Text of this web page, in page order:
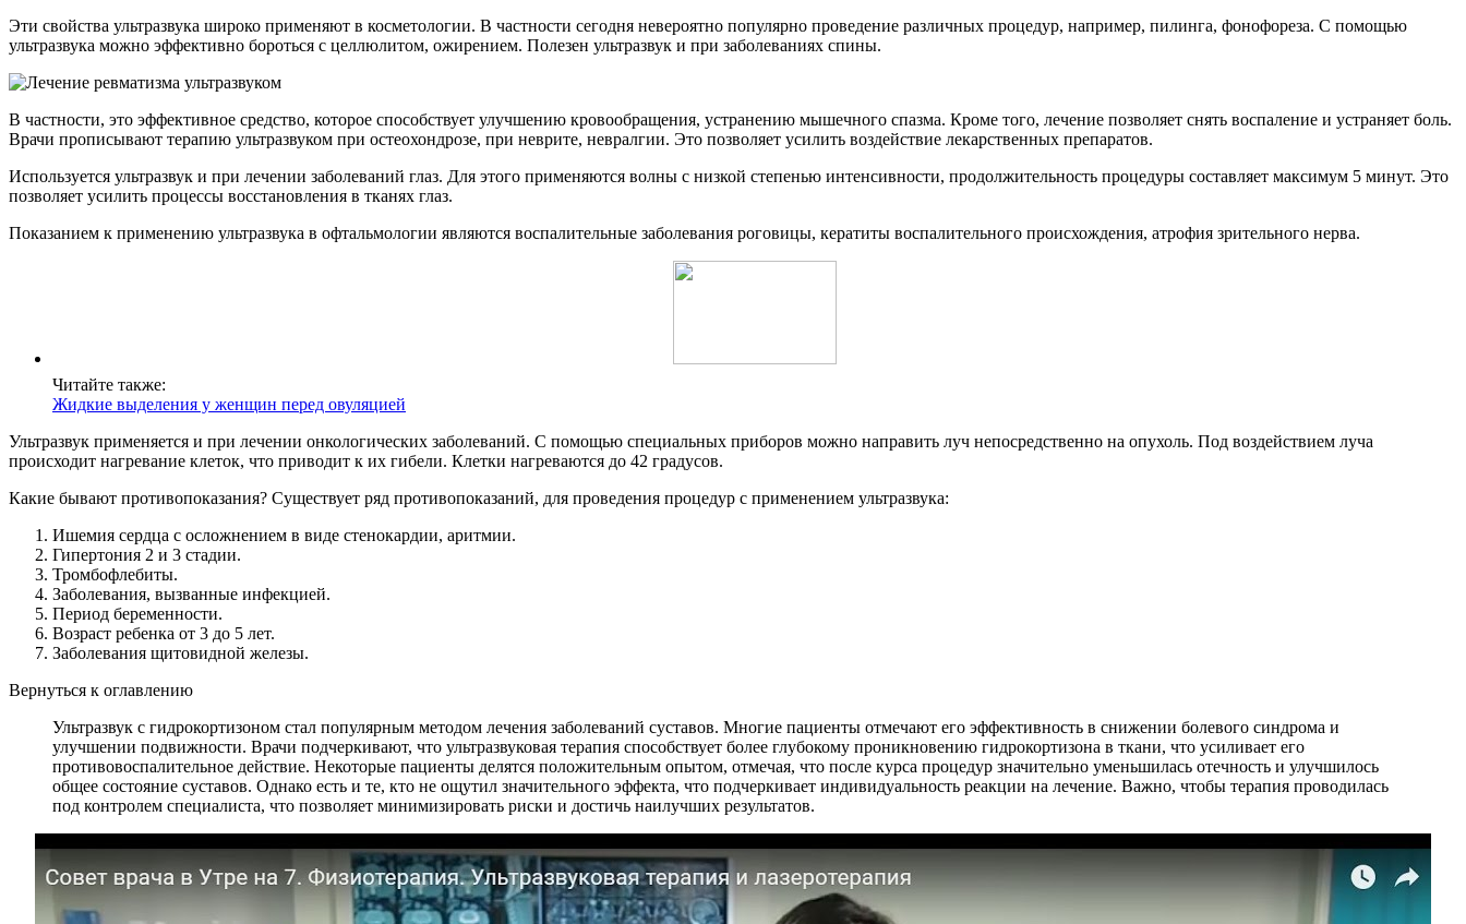
Эти свойства ультразвука широко применяют в косметологии. В частности сегодня невероятно популярно проведение различных процедур, например, пилинга, фонофореза. С помощью
ультразвука можно эффективно бороться с целлюлитом, ожирением. Полезен ультразвук и при заболеваниях спины.
В частности, это эффективное средство, которое способствует улучшению кровообращения, устранению мышечного спазма. Кроме того, лечение позволяет снять воспаление и устраняет боль.
Врачи прописывают терапию ультразвуком при остеохондрозе, при неврите, невралгии. Это позволяет усилить воздействие лекарственных препаратов.
Используется ультразвук и при лечении заболеваний глаз. Для этого применяются волны с низкой степенью интенсивности, продолжительность процедуры составляет максимум 5 минут. Это
позволяет усилить процессы восстановления в тканях глаз.
Показанием к применению ультразвука в офтальмологии являются воспалительные заболевания роговицы, кератиты воспалительного происхождения, атрофия зрительного нерва.
Читайте также:
Жидкие выделения у женщин перед овуляцией
Ультразвук применяется и при лечении онкологических заболеваний. С помощью специальных приборов можно направить луч непосредственно на опухоль. Под воздействием луча
происходит нагревание клеток, что приводит к их гибели. Клетки нагреваются до 42 градусов.
Какие бывают противопоказания? Существует ряд противопоказаний, для проведения процедур с применением ультразвука:
Ишемия сердца с осложнением в виде стенокардии, аритмии.
Гипертония 2 и 3 стадии.
Тромбофлебиты.
Заболевания, вызванные инфекцией.
Период беременности.
Возраст ребенка от 3 до 5 лет.
Заболевания щитовидной железы.
Вернуться к оглавлению
Ультразвук с гидрокортизоном стал популярным методом лечения заболеваний суставов. Многие пациенты отмечают его эффективность в снижении болевого синдрома и
улучшении подвижности. Врачи подчеркивают, что ультразвуковая терапия способствует более глубокому проникновению гидрокортизона в ткани, что усиливает его
противовоспалительное действие. Некоторые пациенты делятся положительным опытом, отмечая, что после курса процедур значительно уменьшилась отечность и улучшилось
общее состояние суставов. Однако есть и те, кто не ощутил значительного эффекта, что подчеркивает индивидуальность реакции на лечение. Важно, чтобы терапия проводилась
под контролем специалиста, что позволяет минимизировать риски и достичь наилучших результатов.